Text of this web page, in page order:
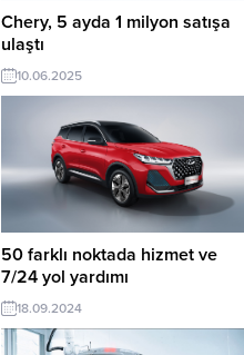
Chery, 5 ayda 1 milyon satışa
ulaştı
10.06.2025
50 farklı noktada hizmet ve
7/24 yol yardımı
18.09.2024